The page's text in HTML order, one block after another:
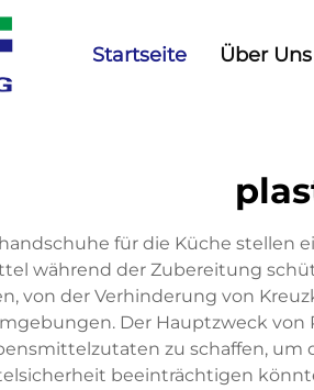
Startseite Über Uns
für die Küche stellen
während der Zubereitung
von der Verhinderung von
Der Hauptzweck von
zu schaffen, um
beeinträchtigen